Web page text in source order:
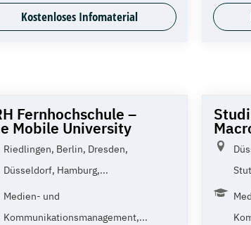
Kostenloses Infomaterial
Fernhochschule –
Mobile University
Riedlingen, Berlin, Dresden,
Düsseldorf, Hamburg,...
Medien- und
Kommunikationsmanagement,...